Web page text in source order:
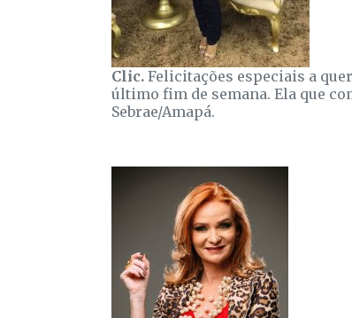
Clic. Felicitações especiais a
último fim de semana. Ela que
Sebrae/Amapá.